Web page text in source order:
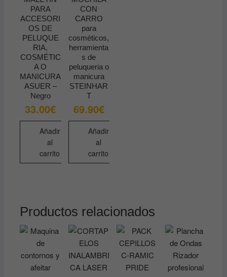
PARA
ACCESORI
OS DE
PELUQUE
RIA,
COSMÉTIC
A O
MANICURA
ASUER –
Negro
33.00€
Añadir
al
carrito
CON
CARRO
para
cosméticos,
herramienta
s de
peluqueria o
manicura
STEINHAR
T
69.90€
Añadir
al
carrito
Productos relacionados